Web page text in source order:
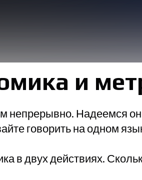
и
непрерывно. Надеемся
говорить на одном
в двух действиях.